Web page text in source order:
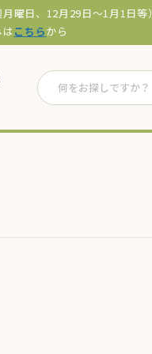
曜日、12月29日～1月1日等）
こちらから